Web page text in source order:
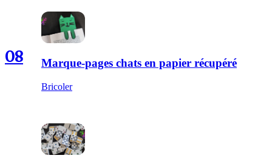
08 Marque-pages chats en papier récupéré
Bricoler